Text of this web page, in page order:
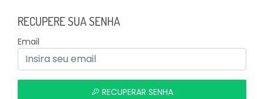
RECUPERE SUA SENHA
Email
RECUPERAR SENHA